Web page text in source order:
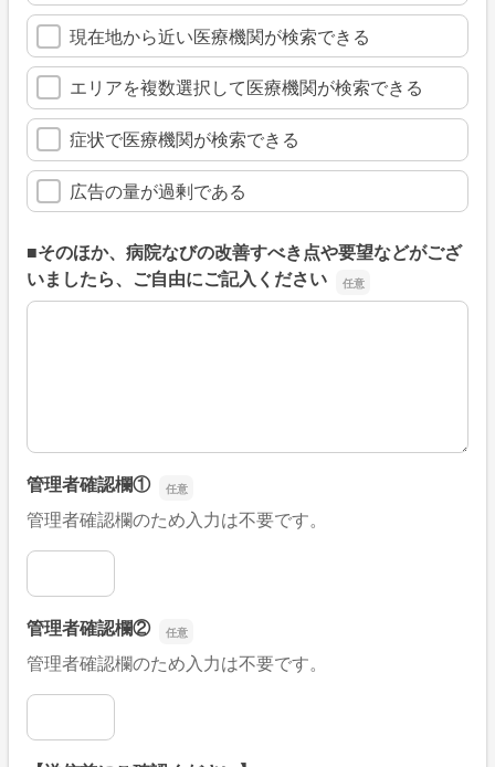
現在地から近い医療機関が検索できる
エリアを複数選択して医療機関が検索できる
症状で医療機関が検索できる
広告の量が過剰である
■そのほか、病院なびの改善すべき点や要望などがござ
いましたら、ご自由にご記入ください
■そのほか、病院なびの改善すべき点や要望などがござい
管理者確認欄①
管理者確認欄のため入力は不要です。
管理者確認欄①
管理者確認欄②
管理者確認欄のため入力は不要です。
管理者確認欄②